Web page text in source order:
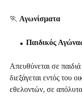
🏃 Αγωνίσματα
Παιδικός
Απευθύνεται σε
διεξάγεται εντός του
εθελοντών, σε